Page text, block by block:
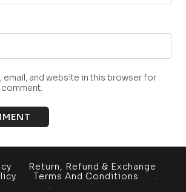
email, and website in this browser for
Return, Refund & Exchange
Terms And Conditions
.
.